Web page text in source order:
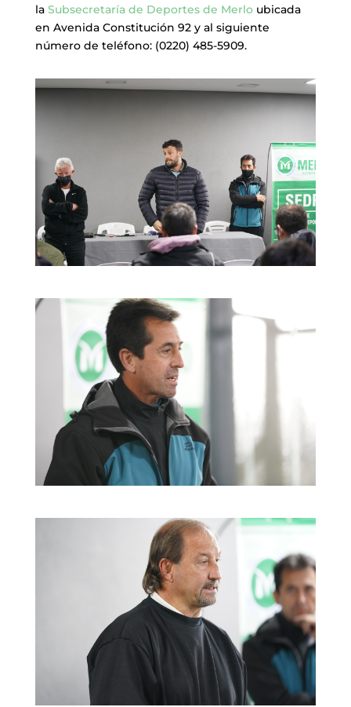
la Subsecretaría de Deportes de Merloubicada
en Avenida Constitución 92 y al siguiente
número de teléfono: (0220) 485-5909.